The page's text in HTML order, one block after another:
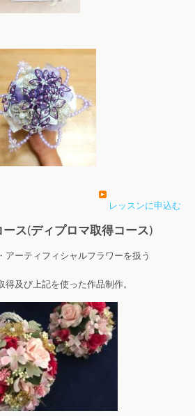
レッスンに申込む
ス(ディプロマ取得コース)
アーティフィシャルフラワーを扱う
及び上記を使った作品制作。